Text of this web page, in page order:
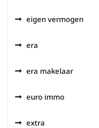
eigen vermogen
era
era makelaar
euro immo
extra